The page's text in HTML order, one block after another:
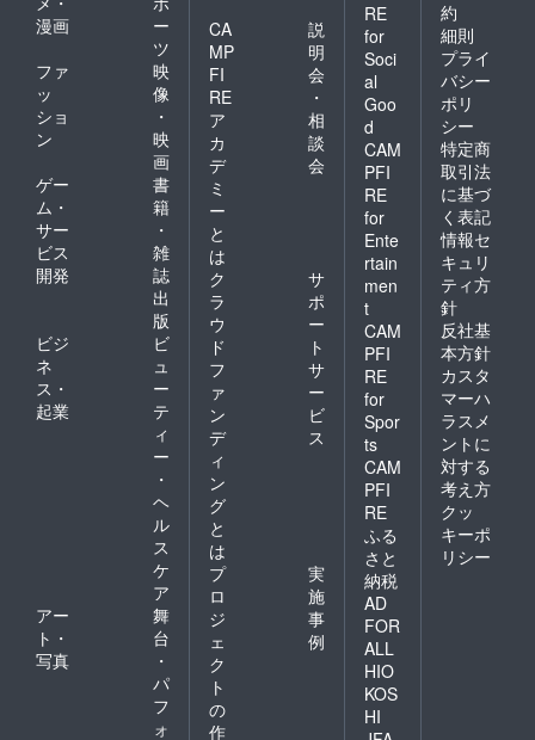
お願い
申し上
げま
す。 ■
時間帯
指定 午
前中/14
時～16
時/16時
～18
時/18時
～20
時/19時
～21時
漫画
ー
ツ
ファ
ッ
ショ
ン
映
像
・
映
画
ゲー
ム・
サー
ビス
開発
書
籍
・
雑
誌
出
版
ビジ
ネ
ス・
起業
ビ
ュ
ー
テ
ィ
ー
・
ヘ
ル
ス
ケ
ア
アー
ト・
写真
舞
台
・
パ
フ
ォ
CA
MP
FI
RE
ア
カ
デ
ミ
ー
と
は
説
明
会
・
相
談
会
ク
ラ
ウ
ド
フ
ァ
ン
デ
ィ
ン
グ
と
は
サ
ポ
ー
ト
サ
ー
ビ
ス
プ
ロ
ジ
ェ
ク
ト
の
作
実
施
事
例
RE
for
Soci
al
Goo
d
CAM
PFI
RE
for
Ente
rtain
men
t
CAM
PFI
RE
for
Spor
ts
CAM
PFI
RE
ふる
さと
納税
AD
FOR
ALL
HIO
KOS
HI
約
細則
プライ
バシー
ポリ
シー
特定商
取引法
に基づ
く表記
情報セ
キュリ
ティ方
針
反社基
本方針
カスタ
マーハ
ラスメ
ントに
対する
考え方
クッ
キーポ
リシー